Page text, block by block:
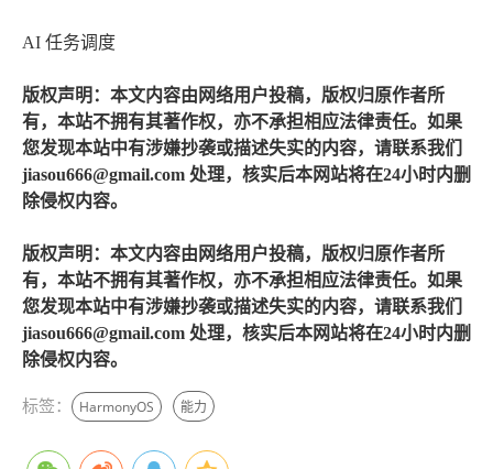
AI 任务调度
版权声明：本文内容由网络用户投稿，版权归原作者所
有，本站不拥有其著作权，亦不承担相应法律责任。如果
您发现本站中有涉嫌抄袭或描述失实的内容，请联系我们
jiasou666@gmail.com 处理，核实后本网站将在24小时内删
除侵权内容。
版权声明：本文内容由网络用户投稿，版权归原作者所
有，本站不拥有其著作权，亦不承担相应法律责任。如果
您发现本站中有涉嫌抄袭或描述失实的内容，请联系我们
jiasou666@gmail.com 处理，核实后本网站将在24小时内删
除侵权内容。
标签： HarmonyOS 能力